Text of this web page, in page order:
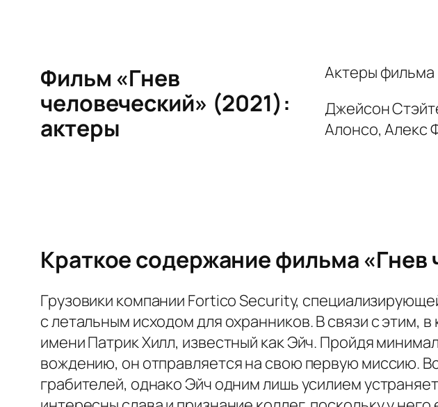
Фильм «Гнев
человеческий» (2021):
актеры
Актеры фильма
Джейсон
Алонсо, Алекс
Краткое содержание фильма «Гнев
Грузовики компании Fortico Security,
с летальным исходом для охранников. В связи с этим,
имени Патрик Хилл, известный как Эйч. Пройдя
вождению, он отправляется на свою первую миссию.
грабителей, однако Эйч одним лишь усилием